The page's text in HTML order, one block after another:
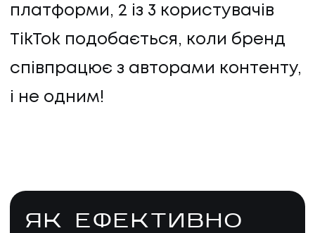
платформи, 2 із 3 користувачів
TikTok подобається, коли бренд
співпрацює з авторами контенту,
і не одним!
ЯК ЕФЕКТИВНО